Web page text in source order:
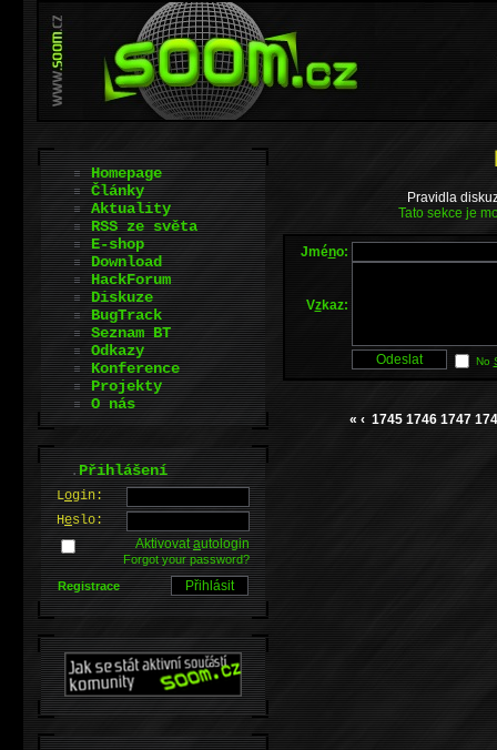
Pravidla
Tato sekce je
Jméno:
Vzkaz:
No
« ‹ 1745 1746 1747
Homepage
Články
Aktuality
RSS ze světa
E-shop
Download
HackForum
Diskuze
BugTrack
Seznam BT
Odkazy
Konference
Projekty
O nás
.Přihlášení
Login:
Heslo:
Aktivovatautologin
Forgot your password?
Registrace